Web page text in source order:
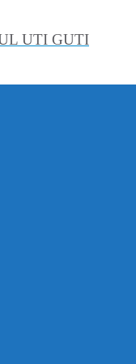
UTI GUTI